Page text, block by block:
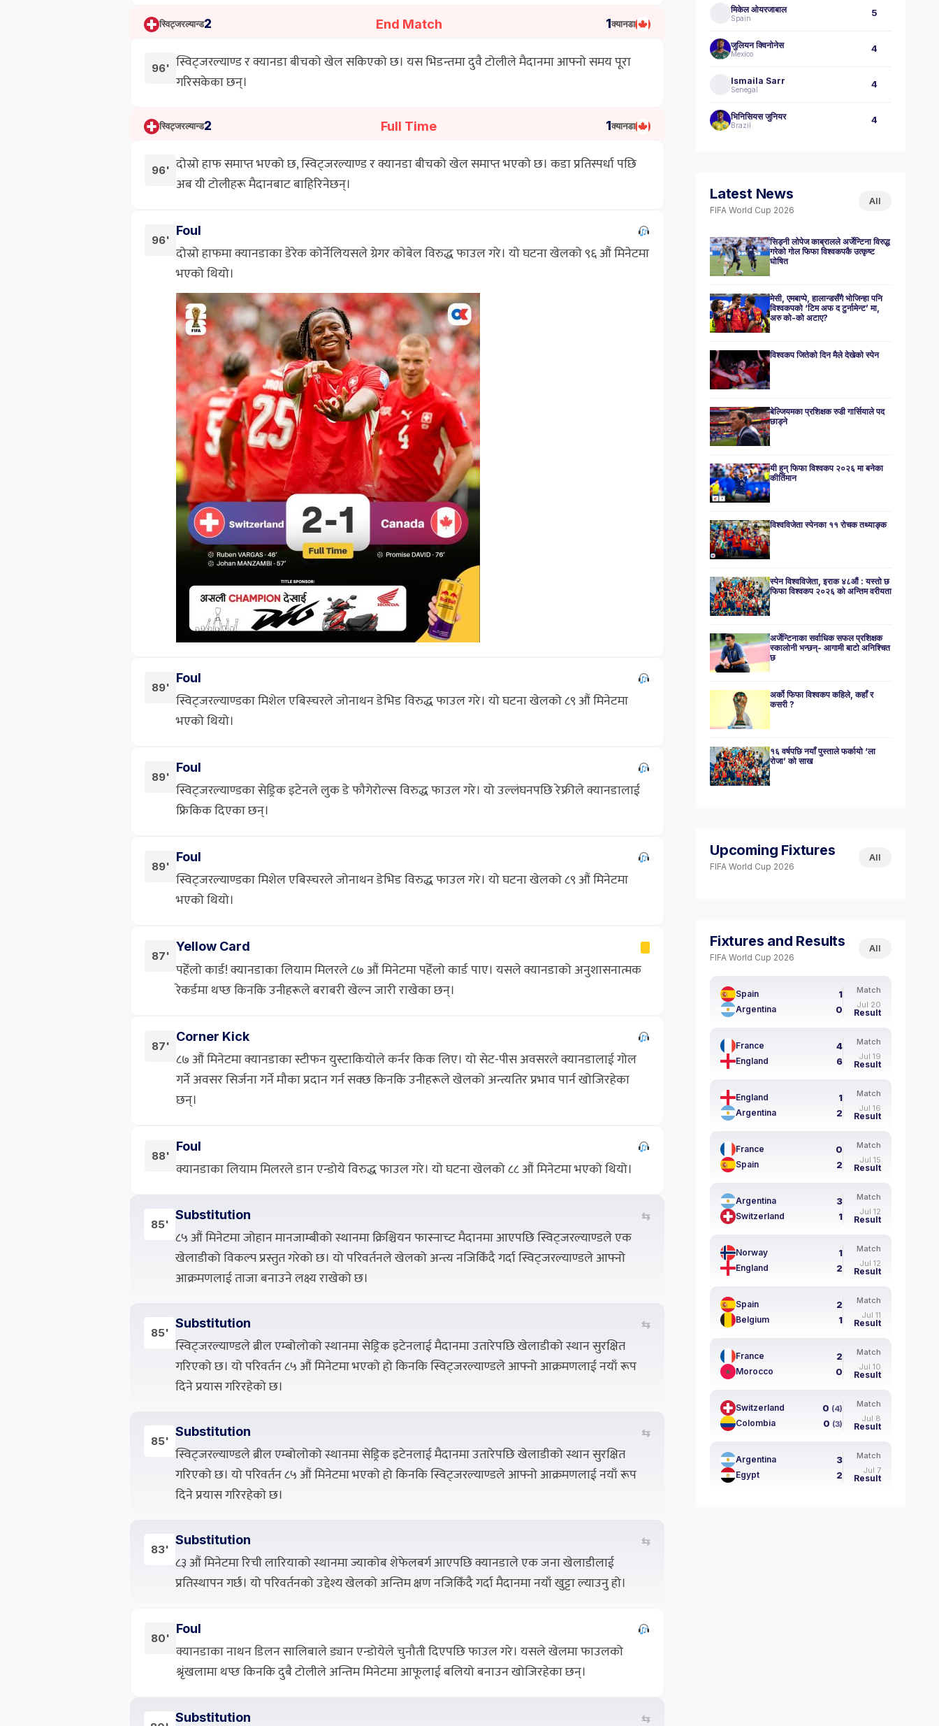
स्विट्जरल्यान्ड2 End Match क्यानडा
1
96' स्विट्जरल्याण्ड र क्यानडा बीचको खेल सकिएको छ। यस भिडन्तमा दुवै टोलीले मैदानमा आफ्नो समय पूरा
गरिसकेका छन्।
स्विट्जरल्यान्ड2 Full Time क्यानडा
1
96' दोस्रो हाफ समाप्त भएको छ, स्विट्जरल्याण्ड र क्यानडा बीचको खेल समाप्त भएको छ। कडा प्रतिस्पर्धा पछि
अब यी टोलीहरू मैदानबाट बाहिरिनेछन्।
96'
Foul
दोस्रो हाफमा क्यानडाका डेरेक कोर्नेलियसले ग्रेगर कोबेल विरुद्ध फाउल गरे। यो घटना खेलको ९६ औं मिनेटमा
भएको थियो।
89'
Foul
स्विट्जरल्याण्डका मिशेल एबिस्चरले जोनाथन डेभिड विरुद्ध फाउल गरे। यो घटना खेलको ८९ औं मिनेटमा
भएको थियो।
89'
Foul
स्विट्जरल्याण्डका सेड्रिक इटेनले लुक डे फौगेरोल्स विरुद्ध फाउल गरे। यो उल्लंघनपछि रेफ्रीले क्यानडालाई
फ्रिकिक दिएका छन्।
89'
Foul
स्विट्जरल्याण्डका मिशेल एबिस्चरले जोनाथन डेभिड विरुद्ध फाउल गरे। यो घटना खेलको ८९ औं मिनेटमा
भएको थियो।
87'
Yellow Card
पहेँलो कार्ड! क्यानडाका लियाम मिलरले ८७ औं मिनेटमा पहेँलो कार्ड पाए। यसले क्यानडाको अनुशासनात्मक
रेकर्डमा थप्छ किनकि उनीहरूले बराबरी खेल्न जारी राखेका छन्।
87'
Corner Kick
८७ औं मिनेटमा क्यानडाका स्टीफन युस्टाकियोले कर्नर किक लिए। यो सेट-पीस अवसरले क्यानडालाई गोल
गर्ने अवसर सिर्जना गर्ने मौका प्रदान गर्न सक्छ किनकि उनीहरूले खेलको अन्त्यतिर प्रभाव पार्न खोजिरहेका
छन्।
88'
Foul
क्यानडाका लियाम मिलरले डान एन्डोये विरुद्ध फाउल गरे। यो घटना खेलको ८८ औं मिनेटमा भएको थियो।
85'
Substitution ⇆
८५ औं मिनेटमा जोहान मानजाम्बीको स्थानमा क्रिश्चियन फास्नाच्ट मैदानमा आएपछि स्विट्जरल्याण्डले एक
खेलाडीको विकल्प प्रस्तुत गरेको छ। यो परिवर्तनले खेलको अन्त्य नजिकिँदै गर्दा स्विट्जरल्याण्डले आफ्नो
आक्रमणलाई ताजा बनाउने लक्ष्य राखेको छ।
85'
Substitution ⇆
स्विट्जरल्याण्डले ब्रील एम्बोलोको स्थानमा सेड्रिक इटेनलाई मैदानमा उतारेपछि खेलाडीको स्थान सुरक्षित
गरिएको छ। यो परिवर्तन ८५ औं मिनेटमा भएको हो किनकि स्विट्जरल्याण्डले आफ्नो आक्रमणलाई नयाँ रूप
दिने प्रयास गरिरहेको छ।
85'
Substitution ⇆
स्विट्जरल्याण्डले ब्रील एम्बोलोको स्थानमा सेड्रिक इटेनलाई मैदानमा उतारेपछि खेलाडीको स्थान सुरक्षित
गरिएको छ। यो परिवर्तन ८५ औं मिनेटमा भएको हो किनकि स्विट्जरल्याण्डले आफ्नो आक्रमणलाई नयाँ रूप
दिने प्रयास गरिरहेको छ।
83'
Substitution ⇆
८३ औं मिनेटमा रिची लारियाको स्थानमा ज्याकोब शेफेलबर्ग आएपछि क्यानडाले एक जना खेलाडीलाई
प्रतिस्थापन गर्छ। यो परिवर्तनको उद्देश्य खेलको अन्तिम क्षण नजिकिँदै गर्दा मैदानमा नयाँ खुट्टा ल्याउनु हो।
80'
Foul
क्यानडाका नाथन डिलन सालिबाले ड्यान एन्डोयेले चुनौती दिएपछि फाउल गरे। यसले खेलमा फाउलको
श्रृंखलामा थप्छ किनकि दुबै टोलीले अन्तिम मिनेटमा आफूलाई बलियो बनाउन खोजिरहेका छन्।
Substitution ⇆
मिकेल ओयरजाबाल
Spain 5
जुलियन क्विनोनेस
Mexico 4
Ismaila Sarr
Senegal 4
भिनिसियस जुनियर
Brazil 4
Latest News
FIFA World Cup 2026
All
सिड्नी लोपेज काब्रालले अर्जेन्टिना विरुद्ध
गरेको गोल फिफा विश्वकपकै उत्कृष्ट
घोषित
मेसी, एमबाप्पे, हालान्डसँगै भोजिन्हा पनि
विश्वकपको ‘टिम अफ द टुर्नामेन्ट’ मा,
अरु को-को अटाए?
विश्वकप जितेको दिन मैले देखेको स्पेन
बेल्जियमका प्रशिक्षक रुडी गार्सियाले पद
छाड्ने
यी हुन् फिफा विश्वकप २०२६ मा बनेका
कीर्तिमान
विश्वविजेता स्पेनका ११ रोचक तथ्याङ्क
स्पेन विश्वविजेता, इराक ४८औं : यस्तो छ
फिफा विश्वकप २०२६ को अन्तिम वरीयता
अर्जेन्टिनाका सर्वाधिक सफल प्रशिक्षक
स्कालोनी भन्छन्- आगामी बाटो अनिश्चित
छ
अर्को फिफा विश्वकप कहिले, कहाँ र
कसरी ?
१६ वर्षपछि नयाँ पुस्ताले फर्कायो ‘ला
रोजा’ को साख
Upcoming Fixtures
FIFA World Cup 2026
All
Fixtures and Results
FIFA World Cup 2026
All
Spain 1
Argentina 0
Match
Jul 20
Result
France 4
England 6
Match
Jul 19
Result
England 1
Argentina 2
Match
Jul 16
Result
France 0
Spain 2
Match
Jul 15
Result
Argentina 3
Switzerland 1
Match
Jul 12
Result
Norway 1
England 2
Match
Jul 12
Result
Spain 2
Belgium 1
Match
Jul 11
Result
France 2
Morocco 0
Match
Jul 10
Result
Switzerland 0 (4)
Colombia 0 (3)
Match
Jul 8
Result
Argentina 3
Egypt 2
Match
Jul 7
Result